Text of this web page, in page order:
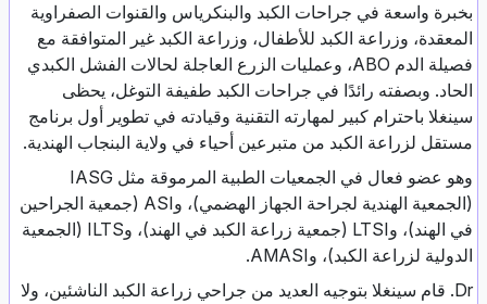
بخبرة واسعة في جراحات الكبد والبنكرياس والقنوات الصفراوية
المعقدة، وزراعة الكبد للأطفال، وزراعة الكبد غير المتوافقة مع
فصيلة الدم ABO، وعمليات الزرع العاجلة لحالات الفشل الكبدي
الحاد. وبصفته رائدًا في جراحات الكبد طفيفة التوغل، يحظى
سينغلا باحترام كبير لمهارته التقنية وقيادته في تطوير أول برنامج
مستقل لزراعة الكبد من متبرعين أحياء في ولاية البنجاب الهندية.
وهو عضو فعال في الجمعيات الطبية المرموقة مثل IASG
(الجمعية الهندية لجراحة الجهاز الهضمي)، وASI (جمعية الجراحين
في الهند)، وLTSI (جمعية زراعة الكبد في الهند)، وILTS (الجمعية
الدولية لزراعة الكبد)، وAMASI.
Dr. قام سينغلا بتوجيه العديد من جراحي زراعة الكبد الناشئين، ولا